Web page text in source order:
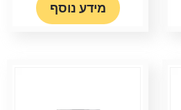
מידע נוסף